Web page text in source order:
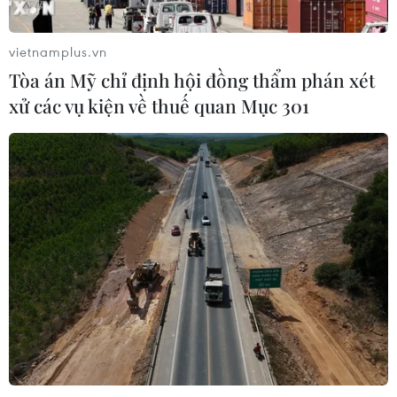
CƠ QUAN CHỦ QUẢN: THÔNG TẤN XÃ VIỆT NAM
Tổng Biên tập: TRẦN TIẾN DUẨN
Phó Tổng Biên tập: NGUYỄN THỊ TÁM, KHÚC THANH
THỦY
Sở hữu trí tuệ
Quy định sử dụng
RSS
Hỗ trợ
vietnamplus.vn
Tòa án Mỹ chỉ định hội đồng thẩm phán xét
xử các vụ kiện về thuế quan Mục 301